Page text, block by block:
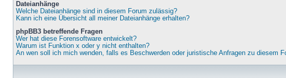
Dateianhänge
Welche Dateianhänge sind in diesem Forum zulässig?
Kann ich eine Übersicht all meiner Dateianhänge erhalten?
phpBB3 betreffende Fragen
Wer hat diese Forensoftware entwickelt?
Warum ist Funktion x oder y nicht enthalten?
An wen soll ich mich wenden, falls es Beschwerden oder juristische Anfragen zu diesem